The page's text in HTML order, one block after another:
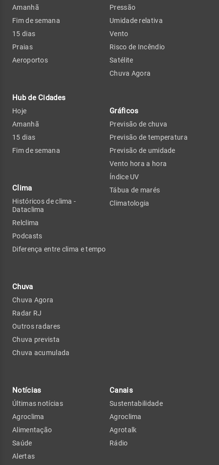
Amanhã
Fim de semana
15 dias
Praias
Aeroportos
Hub de Cidades
Hoje
Amanhã
15 dias
Fim de semana
Clima
Históricos de clima -
Dataclima
Relclima
Podcasts
Diferença entre clima e tempo
Chuva
Chuva Agora
Radar RJ
Outros radares
Chuva prevista
Chuva acumulada
Pressão
Umidade relativa
Vento
Risco de Incêndio
Satélite
Chuva Agora
Gráficos
Previsão de chuva
Previsão de temperatura
Previsão de umidade
Vento hora a hora
Índice UV
Tábua de marés
Climatologia
Notícias
Últimas notícias
Agroclima
Alimentação
Saúde
Alertas
Canais
Sustentabilidade
Agroclima
Agrotalk
Rádio